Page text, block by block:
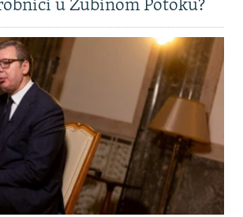
u Zubinom Potoku?